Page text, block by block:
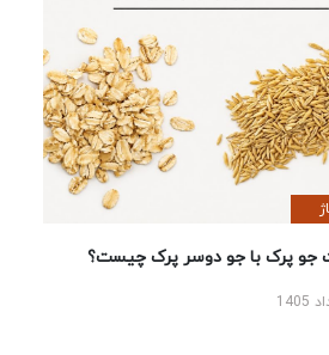
جو پرک با جو دوسر پرک چیست؟